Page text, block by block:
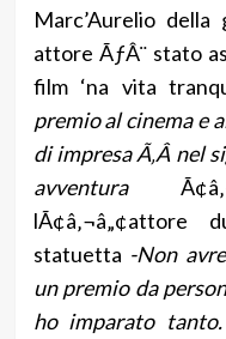
Marc’Aurelio
attore ÃƒÂ¨ stato
film ‘na vita
premio al cinema e
di impresa Ã‚Â nel
avventura
lÃ¢â‚¬â„¢attore
statuetta -Non
un premio da
ho imparato